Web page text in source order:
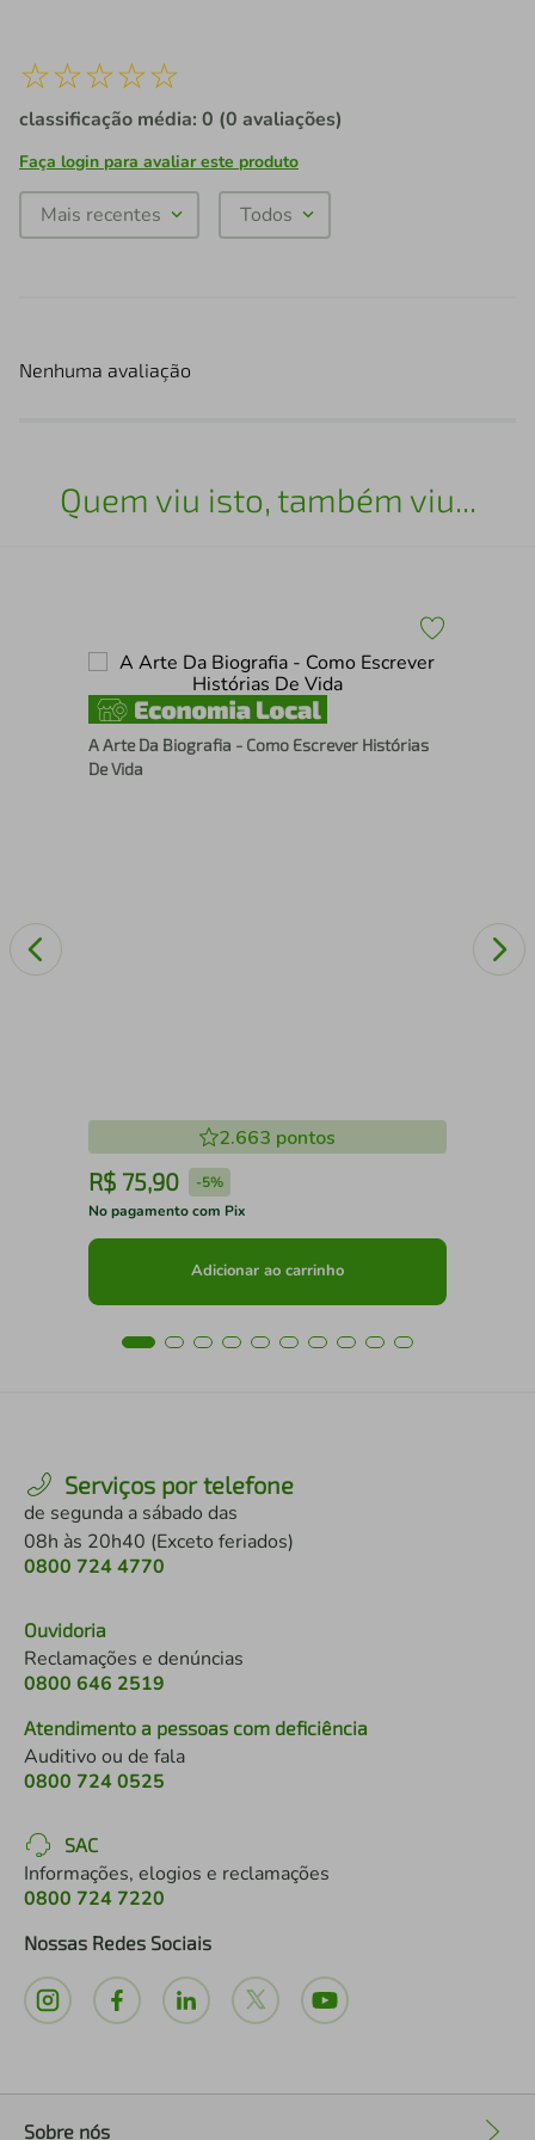
☆☆☆☆☆
classificação média: 0 (0 avaliações)
Faça login para avaliar este produto
Mais recentes Todos
Nenhuma avaliação
Quem viu isto, também viu...
A Arte Da Biografia - Como Escrever Histórias
De Vida
2.663 pontos
R$ 75,90 -5%
No pagamento com Pix
Adicionar ao carrinho
Serviços por telefone
de segunda a sábado das
08h às 20h40 (Exceto feriados)
0800 724 4770
Ouvidoria
Reclamações e denúncias
0800 646 2519
Atendimento a pessoas com deficiência
Auditivo ou de fala
0800 724 0525
SAC
Informações, elogios e reclamações
0800 724 7220
Nossas Redes Sociais
Sobre nós